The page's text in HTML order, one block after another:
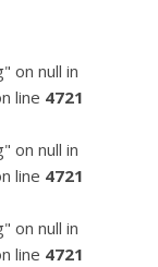
on null in
line 4721
on null in
line 4721
on null in
line 4721